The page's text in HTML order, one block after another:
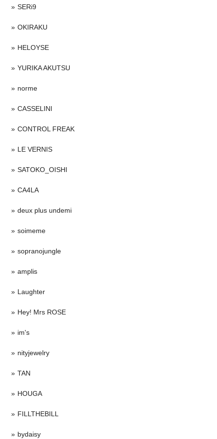
SERi9
OKIRAKU
HELOYSE
YURIKA AKUTSU
norme
CASSELINI
CONTROL FREAK
LE VERNIS
SATOKO_OISHI
CA4LA
deux plus undemi
soimeme
sopranojungle
amplis
Laughter
Hey! Mrs ROSE
im's
nityjewelry
TAN
HOUGA
FILLTHEBILL
bydaisy